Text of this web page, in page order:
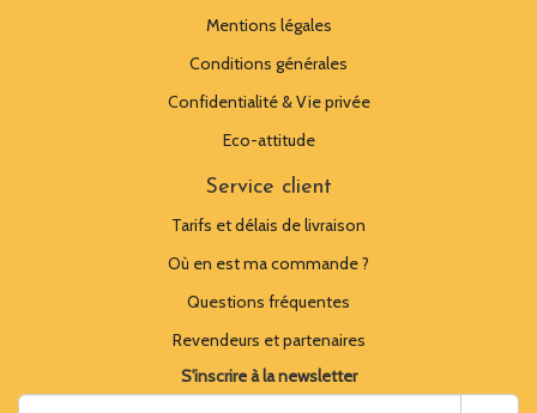
Mentions légales
Conditions générales
Confidentialité & Vie privée
Eco-attitude
Service client
Tarifs et délais de livraison
Où en est ma commande ?
Questions fréquentes
Revendeurs et partenaires
S'inscrire à la newsletter